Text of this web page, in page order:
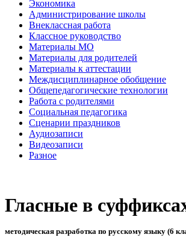
Экономика
Администрирование школы
Внеклассная работа
Классное руководство
Материалы МО
Материалы для родителей
Материалы к аттестации
Междисциплинарное обобщение
Общепедагогические технологии
Работа с родителями
Социальная педагогика
Сценарии праздников
Аудиозаписи
Видеозаписи
Разное
Гласные в
методическая разработка по русскому языку (6